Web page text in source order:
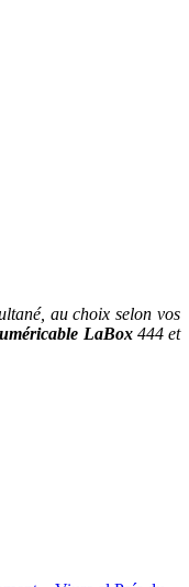
au choix selon vos
LaBox444 et